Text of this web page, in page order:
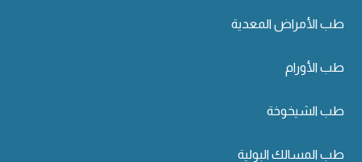
طب الأمراض المعدية
طب الأورام
طب الشيخوخة
طب المسالك البولية